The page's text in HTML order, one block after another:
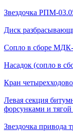
Звездочка РПМ-
Диск
Сопло в сборе МДК-
Насадок (сопло в
Кран
Левая секция
форсунками и
Звездочка привода